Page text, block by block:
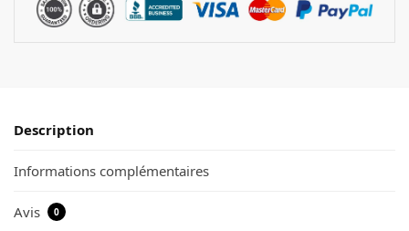
Description
Informations complémentaires
Avis 0